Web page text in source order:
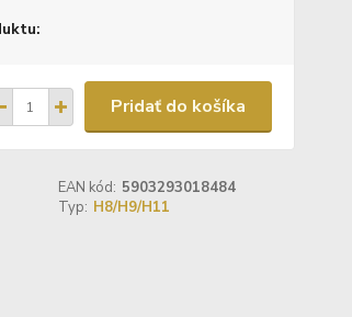
Pridať do košíka
EAN kód: 5903293018484
Typ: H8/H9/H11